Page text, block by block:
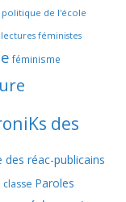
de l'école
féministes
féminisme
des
réac-publicains
Paroles